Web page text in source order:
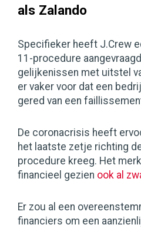
als Zalando
Specifieker heeft J.Crew
11-procedure
gelijkenissen met uitstel
er vaker voor dat een
gered van een
De coronacrisis heeft
het laatste zetje richting
procedure kreeg. Het
financieel gezien ook al
Er zou al een
financiers om een